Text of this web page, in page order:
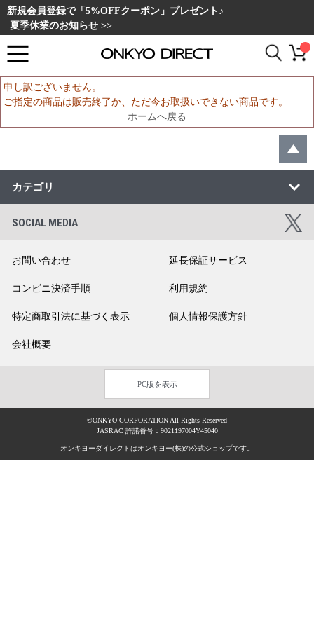
新規会員登録で「5%OFFクーポン」プレゼント♪
夏季休業のお知らせ >>
申し訳ございません。
ご指定の商品は販売終了か、ただ今お取扱いできない商品です。
ホームへ戻る
カテゴリ
SOCIAL MEDIA
お問い合わせ 延長保証サービス
コンビニ決済手順 利用規約
特定商取引法に基づく表示 個人情報保護方針
会社概要
PC版を表示
©ONKYO CORPORATION All Rights Reserved
JASRAC 許諾番号：9021197004Y45040
オンキヨーダイレクトはオンキヨー(株)の公式ショップです。